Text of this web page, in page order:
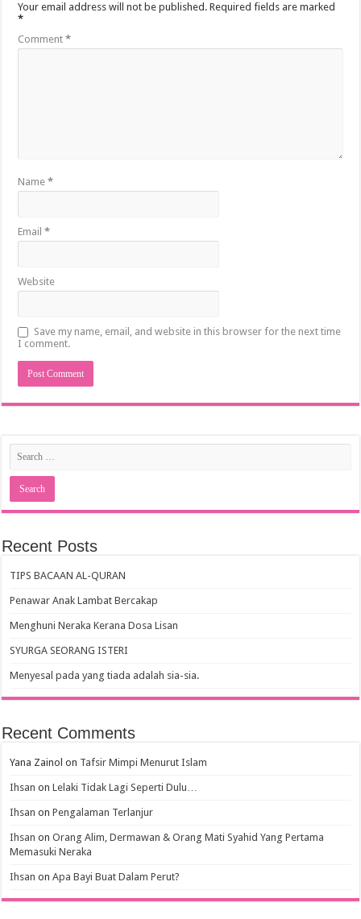
Your email address will not be published. Required fields are marked
*
Comment*
Name*
Email*
Website
Save my name, email, and website in this browser for the next time
I comment.
Recent Posts
TIPS BACAAN AL-QURAN
Penawar Anak Lambat Bercakap
Menghuni Neraka Kerana Dosa Lisan
SYURGA SEORANG ISTERI
Menyesal pada yang tiada adalah sia-sia.
Recent Comments
Yana Zainol on Tafsir Mimpi Menurut Islam
Ihsan onLelaki Tidak Lagi Seperti Dulu…
Ihsan onPengalaman Terlanjur
Ihsan onOrang Alim, Dermawan & Orang Mati Syahid Yang Pertama
Memasuki Neraka
Ihsan onApa Bayi Buat Dalam Perut?